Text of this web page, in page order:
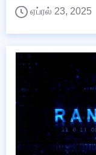
ஏப்ரல் 23, 2025